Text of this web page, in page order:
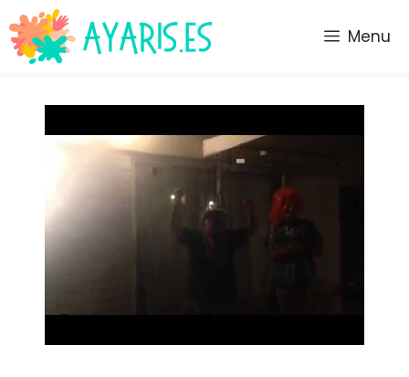
Saltar
al
contenido
Menu